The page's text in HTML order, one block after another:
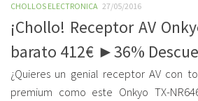
CHOLLOS ELECTRONICA 27/05/2016
¡Chollo! Receptor AV
barato 412€ ►36%
¿Quieres un genial receptor AV con
premium como este Onkyo TX-